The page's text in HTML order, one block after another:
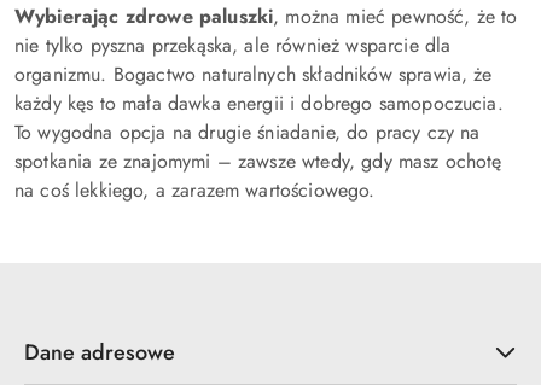
Wybierając zdrowe paluszki, można mieć pewność, że to
nie tylko pyszna przekąska, ale również wsparcie dla
organizmu. Bogactwo naturalnych składników sprawia, że
każdy kęs to mała dawka energii i dobrego samopoczucia.
To wygodna opcja na drugie śniadanie, do pracy czy na
spotkania ze znajomymi – zawsze wtedy, gdy masz ochotę
na coś lekkiego, a zarazem wartościowego.
Dane adresowe